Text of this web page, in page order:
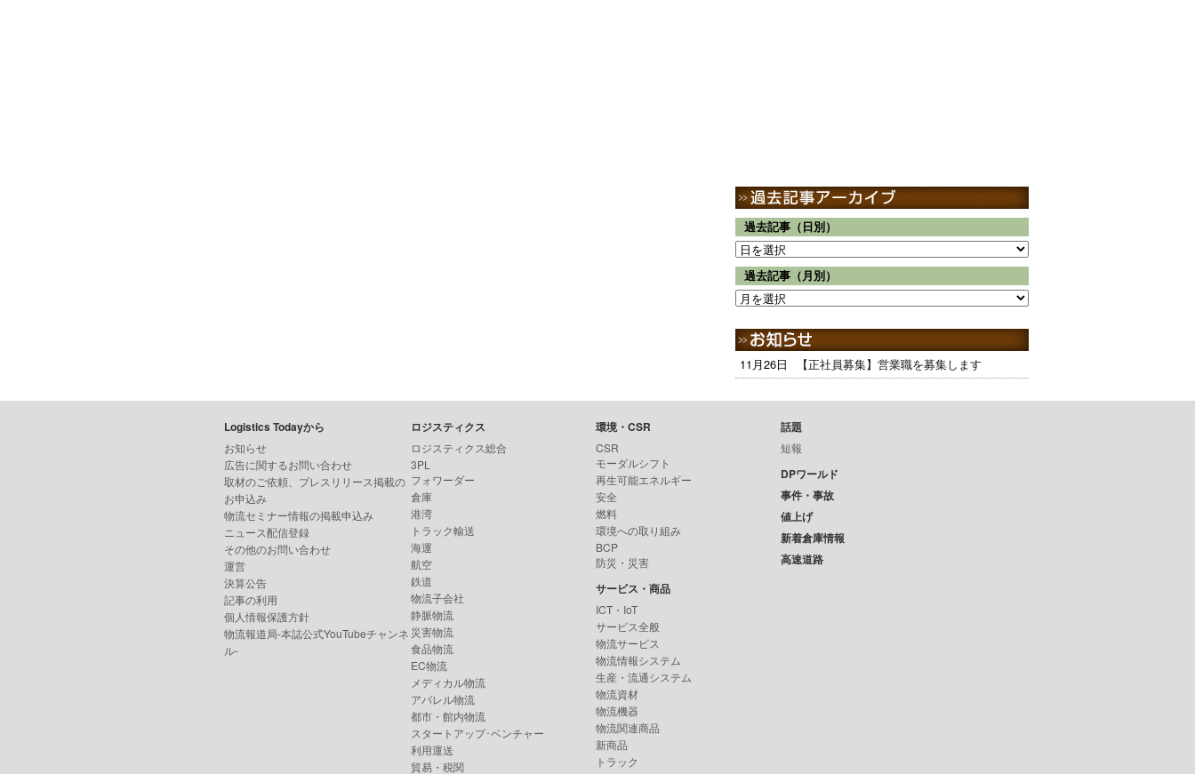
過去記事（日別）
過去記事（月別）
11月26日 【正社員募集】営業職を募集します
Logistics Todayから
お知らせ
広告に関するお問い合わせ
取材のご依頼、プレスリリース掲載の
お申込み
物流セミナー情報の掲載申込み
ニュース配信登録
その他のお問い合わせ
運営
決算公告
記事の利用
個人情報保護方針
物流報道局-本誌公式YouTubeチャンネ
ル-
ロジスティクス
ロジスティクス総合
3PL
フォワーダー
倉庫
港湾
トラック輸送
海運
航空
鉄道
物流子会社
静脈物流
災害物流
食品物流
EC物流
メディカル物流
アパレル物流
都市・館内物流
スタートアップ･ベンチャー
利用運送
貿易・税関
環境・CSR
CSR
モーダルシフト
再生可能エネルギー
安全
燃料
環境への取り組み
BCP
防災・災害
サービス・商品
ICT・IoT
サービス全般
物流サービス
物流情報システム
生産・流通システム
物流資材
物流機器
物流関連商品
新商品
トラック
話題
短報
DPワールド
事件・事故
値上げ
新着倉庫情報
高速道路